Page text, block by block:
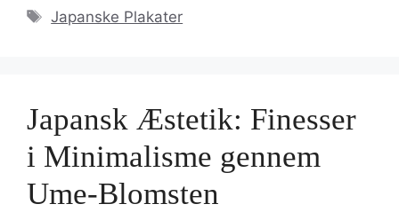
Tags
Japanske Plakater
Japansk Æstetik: Finesser
i Minimalisme gennem
Ume-Blomsten